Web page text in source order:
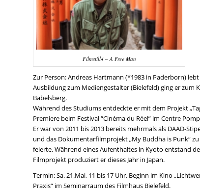
Filmstill4 – A Free Man
Zur Person: Andreas Hartmann (*1983 in Paderborn)
Ausbildung zum Mediengestalter (Bielefeld) ging er zum
Babelsberg.
Während des Studiums entdeckte er mit dem Projekt
Premiere beim Festival “Cinéma du Réel” im Centre
Er war von 2011 bis 2013 bereits mehrmals als DAAD-
und das Dokumentarfilmprojekt „My Buddha is Punk“
feierte. Während eines Aufenthaltes in Kyoto entstand
Filmprojekt produziert er dieses Jahr in Japan.
Termin: Sa. 21.Mai, 11 bis 17 Uhr. Beginn im Kino
Praxis“ im Seminarraum des Filmhaus Bielefeld.